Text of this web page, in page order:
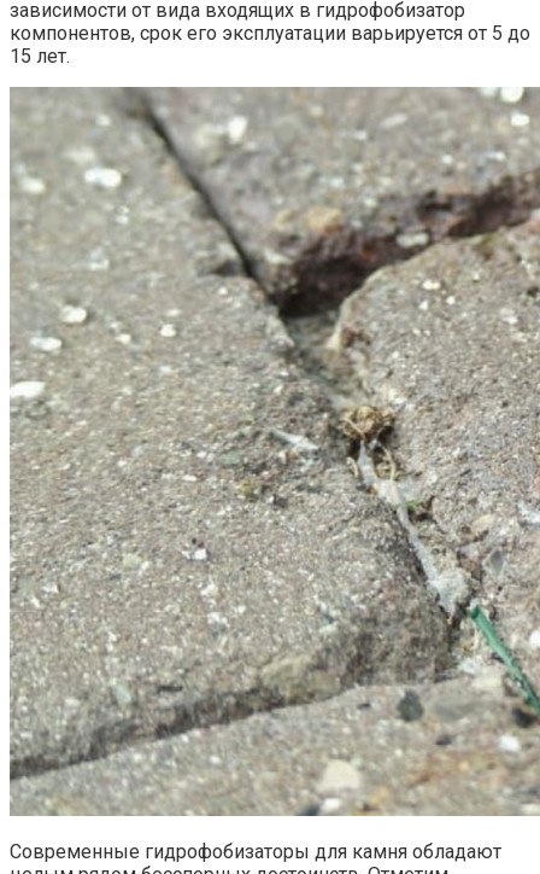
зависимости от вида входящих в гидрофобизатор
компонентов, срок его эксплуатации варьируется от 5 до
15 лет.
Современные гидрофобизаторы для камня обладают